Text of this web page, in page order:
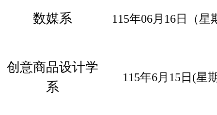
数媒系 115年06月16日（星
创意商品设计学
系
115年6月15日(星